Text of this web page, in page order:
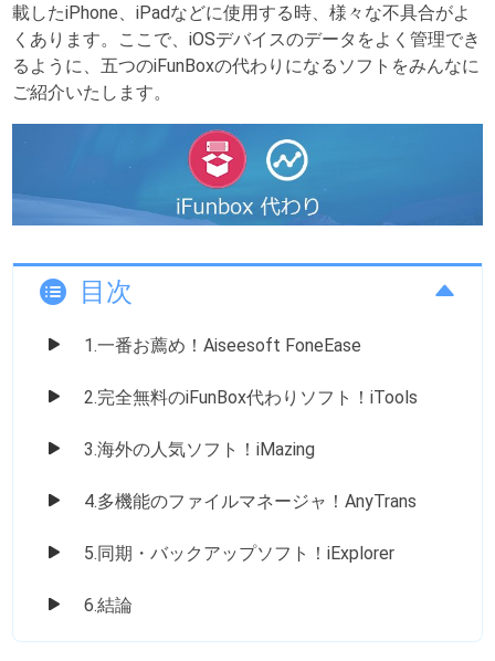
載したiPhone、iPadなどに使用する時、様々な不具合がよ
くあります。ここで、iOSデバイスのデータをよく管理でき
るように、五つのiFunBoxの代わりになるソフトをみんなに
ご紹介いたします。
目次
1.一番お薦め！Aiseesoft FoneEase
2.完全無料のiFunBox代わりソフト！iTools
3.海外の人気ソフト！iMazing
4.多機能のファイルマネージャ！AnyTrans
5.同期・バックアップソフト！iExplorer
6.結論